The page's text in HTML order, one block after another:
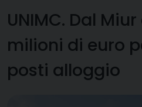
UNIMC. Dal
milioni di euro
posti alloggio